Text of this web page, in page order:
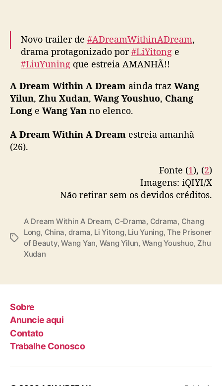
e
v
o
t
a
A
a
m
i
t
Novo trailer de #ADreamWithinADream,
drama protagonizado por#LiYitong e
#LiuYuning que estreia AMANHÃ!!
pic.twitter.com/klSMiSlIjo
— Liu Yuning Brasil💛 (@LiuYuningBrasil)
A Dream Within A Dream ainda traz Wang
Yilun, Zhu Xudan, Wang Youshuo, Chang
Long e Wang Yan no elenco.
A Dream Within A Dream estreia amanhã
(26).
Fonte (1), (2)
Imagens: iQIYI/X
Não retirar sem os devidos créditos.
T
A Dream Within A Dream, C-Drama, Cdrama, Chang
Long, China, drama, Li Yitong, Liu Yuning,The Prisoner
of Beauty,Wang Yan, Wang Yilun, Wang Youshuo, Zhu
Xudan
Sobre
Anuncie aqui
Contato
Trabalhe Conosco